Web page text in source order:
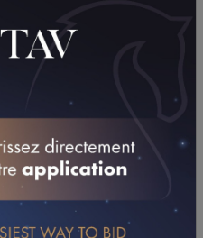
2024